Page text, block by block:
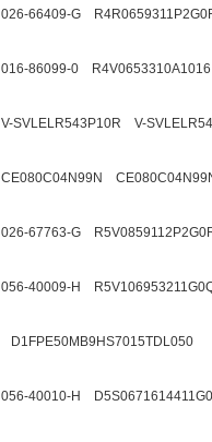
026-66409-G
016-86099-0 R4V0653310A1016
V-SVLELR543P10R V-
CE080C04N99N
026-67763-G
056-40009-H
D1FPE50MB9HS7015TDL050
056-40010-H